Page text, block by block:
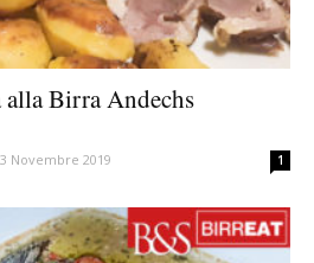
Birra Andechs
Novembre 2019 1